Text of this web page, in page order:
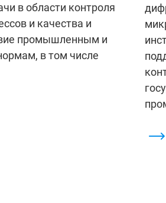
в области контроля
и качества и
промышленным и
в том числе